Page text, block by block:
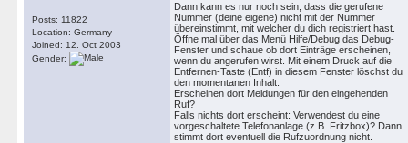
Posts: 11822
Location: Germany
Joined: 12. Oct 2003
Gender:
Dann kann es nur noch sein, dass die gerufene
Nummer (deine eigene) nicht mit der Nummer
übereinstimmt, mit welcher du dich registriert hast.
Öffne mal über das Menü Hilfe/Debug das Debug-
Fenster und schaue ob dort Einträge erscheinen,
wenn du angerufen wirst. Mit einem Druck auf die
Entfernen-Taste (Entf) in diesem Fenster löschst du
den momentanen Inhalt.
Erscheinen dort Meldungen für den eingehenden
Ruf?
Falls nichts dort erscheint: Verwendest du eine
vorgeschaltete Telefonanlage (z.B. Fritzbox)? Dann
stimmt dort eventuell die Rufzuordnung nicht.